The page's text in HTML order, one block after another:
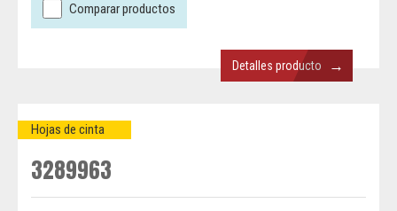
Comparar productos
Detalles producto →
Hojas de cinta
3289963